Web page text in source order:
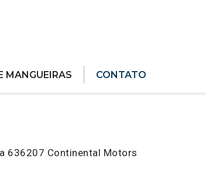
MANGUEIRAS CONTATO
636207 Continental Motors